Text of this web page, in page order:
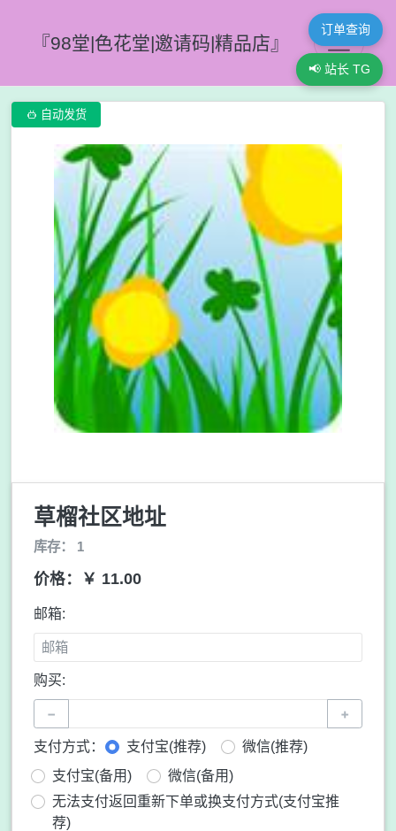
『98堂|色花堂|邀请码|精品店』
订单查询
📢 站长 TG
 自动发货
草榴社区地址
库存： 1
价格：￥ 11.00
邮箱:
购买:
− +
支付方式： 支付宝(推荐)
微信(推荐)
支付宝(备用)
微信(备用)
无法支付返回重新下单或换支付方式(支付宝推
荐)